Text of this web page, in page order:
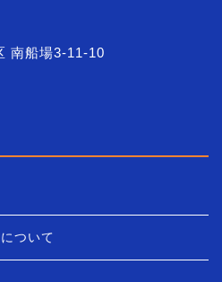
南船場3-11-10
ついて